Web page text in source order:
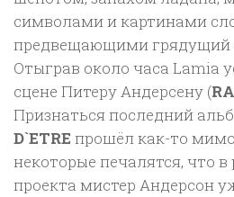
символами и картинами
предвещающими грядущий
Отыграв около часа Lamia
сцене Питеру Андерсену (
Признаться последний
D`ETRE прошёл как-то
некоторые печалятся, что в
проекта мистер Андерсон